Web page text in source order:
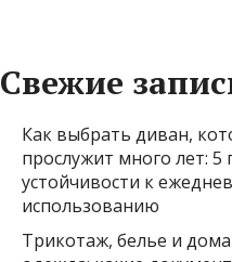
Свежие
Как выбрать диван,
прослужит много лет: 5
устойчивости к
использованию
Трикотаж, белье и